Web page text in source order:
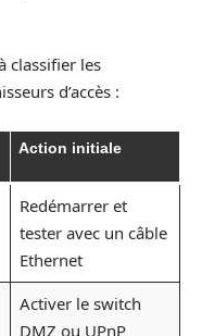
classifier les
d’accès :
Action initiale
Redémarrer et
tester avec un câble
Ethernet
Activer le switch
DMZ ou UPnP